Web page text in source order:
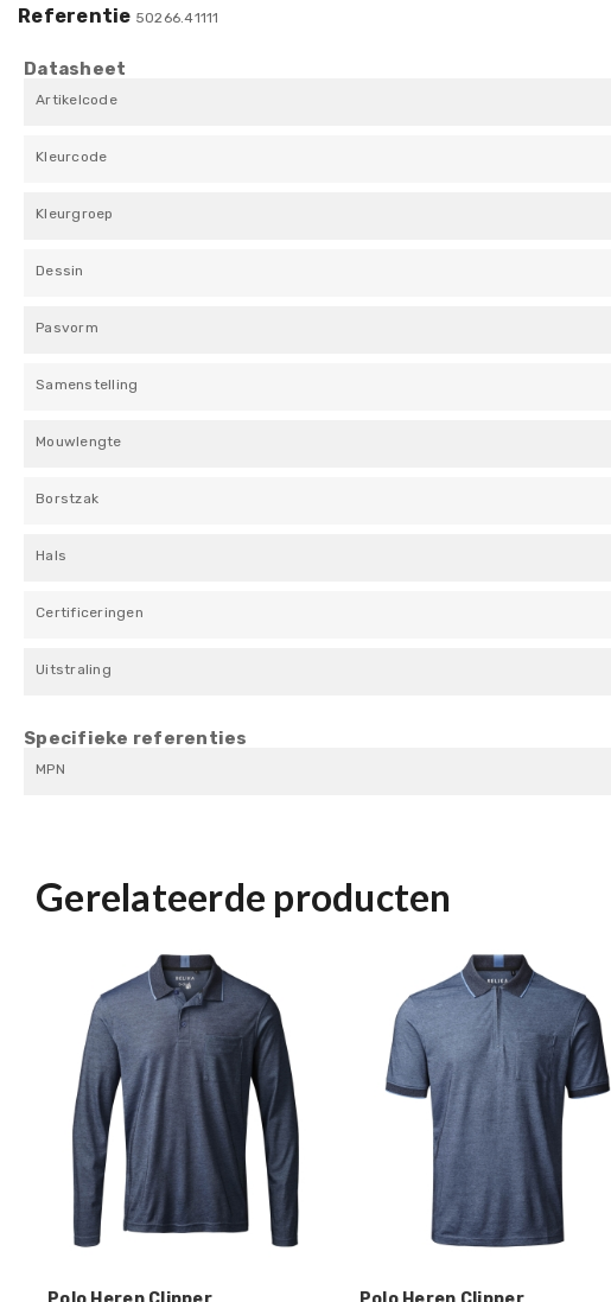
Referentie 50266.41111
Datasheet
Artikelcode
Kleurcode
Kleurgroep
Dessin
Pasvorm
Samenstelling
Mouwlengte
Borstzak
Hals
Certificeringen
Uitstraling
Specifieke referenties
MPN
Gerelateerde producten